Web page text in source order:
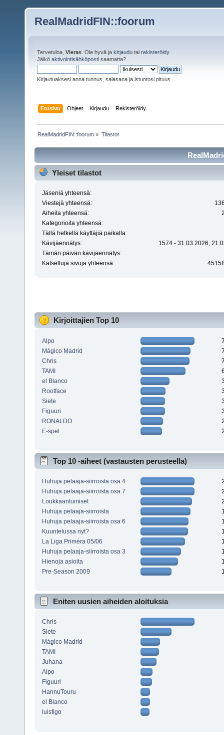
RealMadridFIN::foorum
Tervetuloa, Vieras . Ole hyvä ja kirjaudu tai rekisteröidy.
Jäikö aktivointisähköposti saamatta?
Kirjautuaksesi anna tunnus, salasana ja istuntosi pituus
Etusivu Ohjeet Kirjaudu Rekisteröidy
RealMadridFIN::foorum » Tilastot
Yleiset tilastot
Jäseniä yhteensä:
Viestejä yhteensä:
Aiheita yhteensä:
Kategorioita yhteensä:
Tällä hetkellä käyttäjiä paikalla:
Kävijäennätys:
1574 - 31.03.2026,
Tämän päivän kävijäennätys:
Katseltuja sivuja yhteensä:
Kirjoittajien Top 10
Alpo
Mágico Madrid
Chris
TAMI
el Blanco
Rootface
Siete
Figuuri
RONALDO
E-spel
Top 10 -aiheet (vastausten perusteella)
Huhuja pelaaja-siirroista osa 4
Huhuja pelaaja-siirroista osa 7
Loukkaantumiset
Huhuja pelaaja-siirroista
Huhuja pelaaja-siirroista osa 6
Kuuntelussa nyt?
La Liga Priméra 05/06
Huhuja pelaaja-siirroista osa 3
Hienoja asioita
Pre-Season 2009
Eniten uusien aiheiden aloituksia
Chris
Siete
Mágico Madrid
TAMI
Juhana
Alpo
Figuuri
HannuTouru
el Blanco
luisfigo